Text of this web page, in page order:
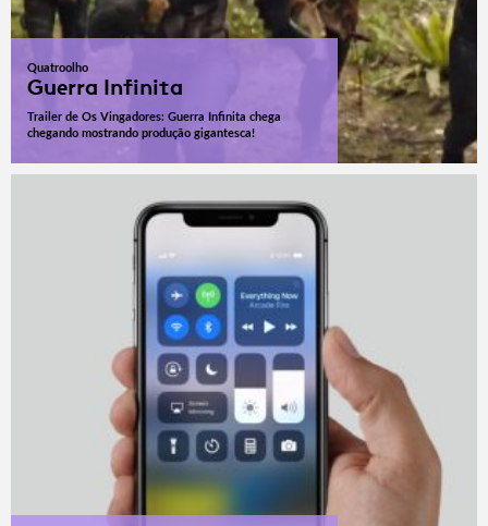
Quatroolho
Guerra Infinita
Trailer de Os Vingadores: Guerra Infinita chega
chegando mostrando produção gigantesca!